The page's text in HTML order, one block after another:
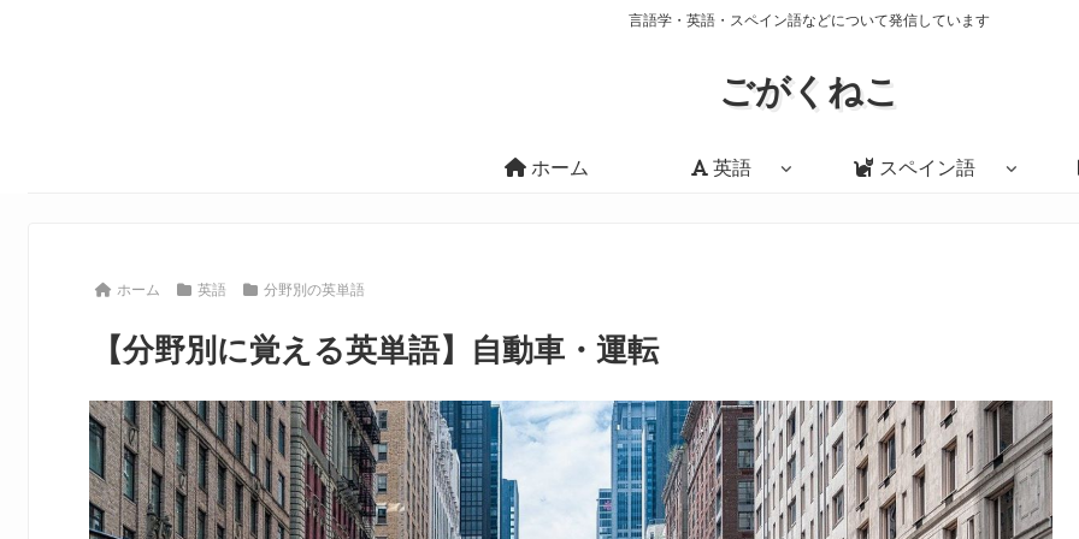
言語学・英語・スペイン語などについて発信しています
ごがくねこ
ホーム 英語 スペイン語
ホーム 英語 分野別の英単語
【分野別に覚える英単語】自動車・運転